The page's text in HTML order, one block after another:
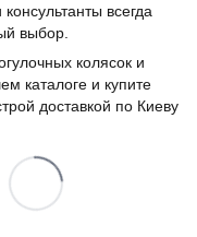
всегда
выбор.
колясок и
каталоге и купите
доставкой по Киеву